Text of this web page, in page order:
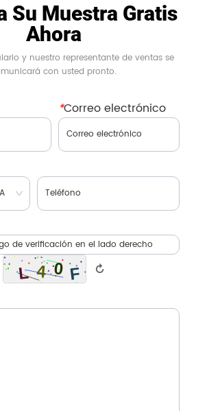
Su Muestra Gratis
Ahora
y nuestro representante de ventas se
con usted pronto.
*Correo electrónico
↻